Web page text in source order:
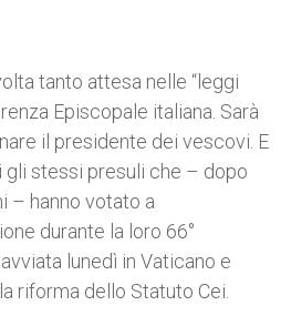
tanto attesa nelle “leggi
Episcopale italiana. Sarà
il presidente dei vescovi. E
stessi presuli che – dopo
– hanno votato a
durante la loro 66°
lunedì in Vaticano e
riforma dello Statuto Cei.